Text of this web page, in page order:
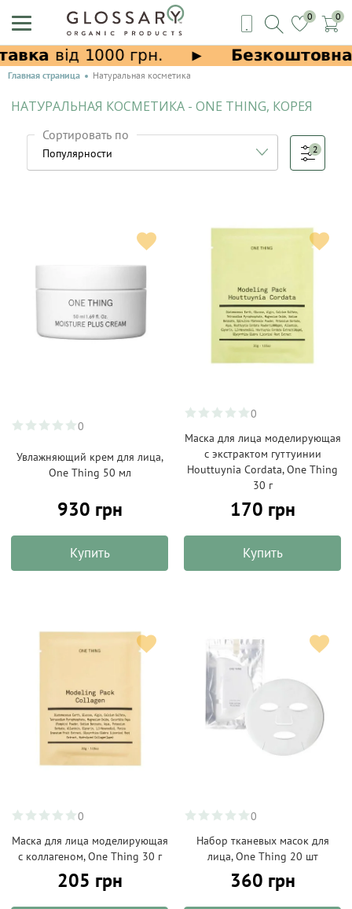
0 0
Главная страница Натуральная косметика
НАТУРАЛЬНАЯ КОСМЕТИКА - ONE THING, КОРЕЯ
Сортировать по
2
0
Увлажняющий крем для лица,
One Thing 50 мл
930 грн
Купить
0
Маска для лица моделирующая
с экстрактом гуттуинии
Houttuynia Cordata, One Thing
30 г
170 грн
Купить
0
Маска для лица моделирующая
с коллагеном, One Thing 30 г
205 грн
0
Набор тканевых масок для
лица, One Thing 20 шт
360 грн